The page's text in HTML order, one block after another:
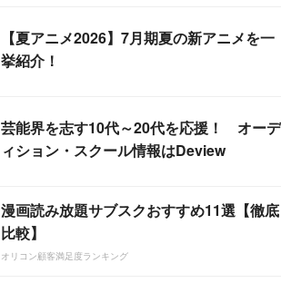
【夏アニメ2026】7月期夏の新アニメを一
挙紹介！
芸能界を志す10代～20代を応援！ オーデ
ィション・スクール情報はDeview
漫画読み放題サブスクおすすめ11選【徹底
比較】
オリコン顧客満足度ランキング